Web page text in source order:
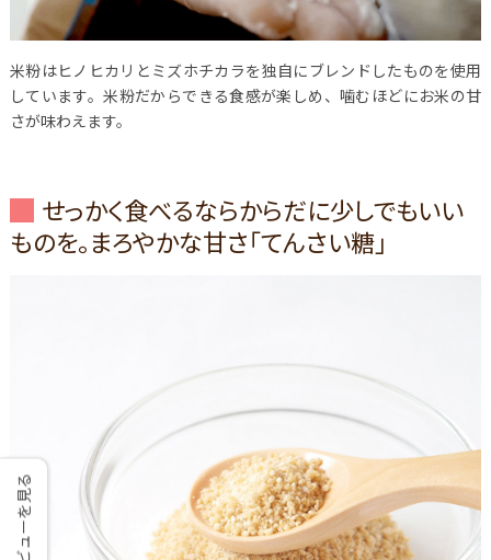
米粉はヒノヒカリとミズホチカラを独自にブレンドしたものを使用
しています。米粉だからできる食感が楽しめ、噛むほどにお米の甘
さが味わえます。
せっかく食べるならからだに少しでもいい
ものを。まろやかな甘さ「てんさい糖」
レビューを見る